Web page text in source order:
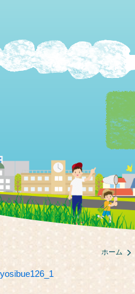
ホーム
yosibue126_1